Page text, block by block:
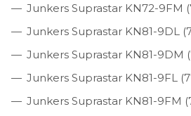
Junkers Suprastar KN72-9FM
Junkers Suprastar KN81-9DL
Junkers Suprastar KN81-9DM
Junkers Suprastar KN81-9FL
Junkers Suprastar KN81-9FM